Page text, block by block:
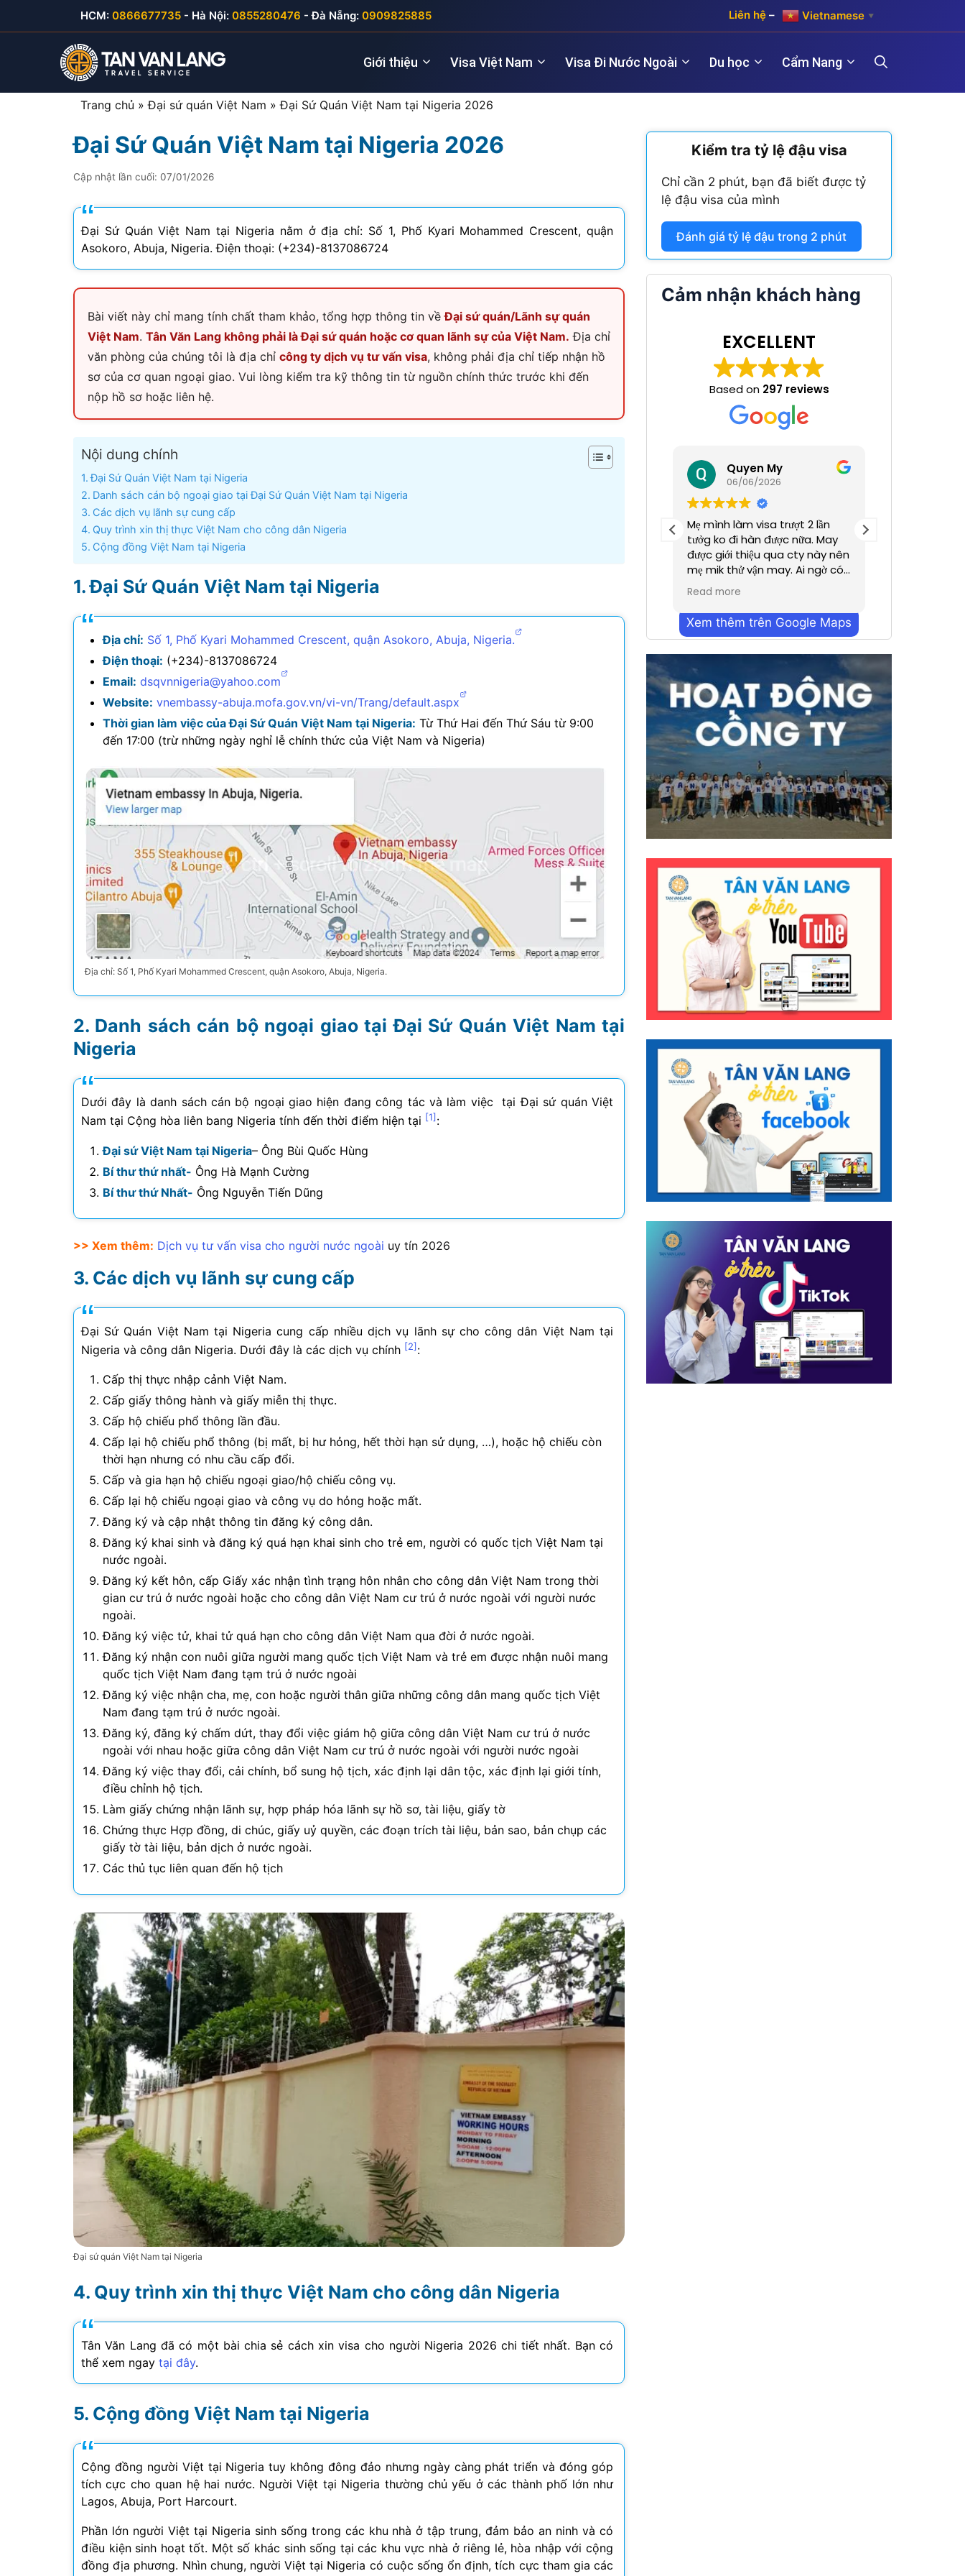
Liên hệ – Vietnamese ▼
HCM: 0866677735 - Hà Nội: 0855280476 - Đà Nẵng: 0909825885
Giới thiệu Visa Việt Nam
Visa du lịch Việt Nam
Visa thăm thân Việt Nam
Visa đầu tư Việt Nam
Visa công tác Việt Nam
Công văn nhập cảnh
E-visa thăm thân Nhà quản lý
Thăm thân (3 năm)
Lao động (2 năm)
Hợp pháp hóa lãnh sự Hàn Quốc
Hợp pháp hóa lãnh sự Trung Quốc
Visa Đi Nước Ngoài
Visa Hàn Quốc
Visa Nhật Bản
Visa Đài Loan
Visa Trung Quốc
Visa Hong Kong
Visa Ấn Độ
Visa Dubai
Visa Macau
Visa Malaysia
Visa Singapore
Visa Mỹ B1/B2 Visa New Zealand
Visa Thụy Sĩ
Visa Ireland
Visa Romania
Visa Tây Ban Nha
Visa Slovakia
Visa Maroc
Visa Nam Phi
Visa Algeria
Du học Cẩm Nang
Trang chủ »Đại sứ quán Việt Nam »Đại Sứ Quán Việt Nam tại Nigeria 2026
Đại Sứ Quán Việt Nam tại Nigeria 2026
Cập nhật lần cuối: 07/01/2026
Đại Sứ Quán Việt Nam tại Nigeria nằm ở địa chỉ: Số 1, Phố Kyari Mohammed Crescent, quận
Asokoro, Abuja, Nigeria. Điện thoại: (+234)-8137086724​
Bài viết này chỉ mang tính chất tham khảo, tổng hợp thông tin vềĐại sứ quán/Lãnh sự quán
Việt Nam. Tân Văn Lang không phải là Đại sứ quán hoặc cơ quan lãnh sự của Việt Nam. Địa chỉ
văn phòng của chúng tôi là địa chỉ công ty dịch vụ tư vấn visa, không phải địa chỉ tiếp nhận hồ
sơ của cơ quan ngoại giao. Vui lòng kiểm tra kỹ thông tin từ nguồn chính thức trước khi đến
nộp hồ sơ hoặc liên hệ.
Nội dung chính
Đại Sứ Quán Việt Nam tại Nigeria
Danh sách cán bộ ngoại giao tại Đại Sứ Quán Việt Nam tại Nigeria
Các dịch vụ lãnh sự cung cấp
Quy trình xin thị thực Việt Nam cho công dân Nigeria
Cộng đồng Việt Nam tại Nigeria
Đại Sứ Quán Việt Nam tại Nigeria
Địa chỉ: Số 1, Phố Kyari Mohammed Crescent, quận Asokoro, Abuja, Nigeria.
Điện thoại: (+234)-8137086724​
Email: dsqvnnigeria@yahoo.com
Website: vnembassy-abuja.mofa.gov.vn/vi-vn/Trang/default.aspx
Thời gian làm việc của Đại Sứ Quán Việt Nam tại Nigeria: Từ Thứ Hai đến Thứ Sáu từ 9:00
đến 17:00 (trừ những ngày nghỉ lễ chính thức của Việt Nam và Nigeria)
Địa chỉ: Số 1, Phố Kyari Mohammed Crescent, quận Asokoro, Abuja, Nigeria.
Danh sách cán bộ ngoại giao tại Đại Sứ Quán Việt Nam tại
Nigeria
Dưới đây là danh sách cán bộ ngoại giao hiện đang công tác và làm việc tại Đại sứ quán Việt
Nam tại Cộng hòa liên bang Nigeria tính đến thời điểm hiện tại [1]:
Đại sứ Việt Nam tại Nigeria– Ông Bùi Quốc Hùng
Bí thư thứ nhất- Ông Hà Mạnh Cường
Bí thư thứ Nhất- Ông Nguyễn Tiến Dũng
>> Xem thêm: Dịch vụ tư vấn visa cho người nước ngoài uy tín 2026
Các dịch vụ lãnh sự cung cấp
Đại Sứ Quán Việt Nam tại Nigeria cung cấp nhiều dịch vụ lãnh sự cho công dân Việt Nam tại
Nigeria và công dân Nigeria. Dưới đây là các dịch vụ chính [2]:
Cấp thị thực nhập cảnh Việt Nam.
Cấp giấy thông hành và giấy miễn thị thực.
Cấp hộ chiếu phổ thông lần đầu.
Cấp lại hộ chiếu phổ thông (bị mất, bị hư hỏng, hết thời hạn sử dụng, …), hoặc hộ chiếu còn
thời hạn nhưng có nhu cầu cấp đổi.
Cấp và gia hạn hộ chiếu ngoại giao/hộ chiếu công vụ.
Cấp lại hộ chiếu ngoại giao và công vụ do hỏng hoặc mất.
Đăng ký và cập nhật thông tin đăng ký công dân.
Đăng ký khai sinh và đăng ký quá hạn khai sinh cho trẻ em, người có quốc tịch Việt Nam tại
nước ngoài.
Đăng ký kết hôn, cấp Giấy xác nhận tình trạng hôn nhân cho công dân Việt Nam trong thời
gian cư trú ở nước ngoài hoặc cho công dân Việt Nam cư trú ở nước ngoài với người nước
ngoài.
Đăng ký việc tử, khai tử quá hạn cho công dân Việt Nam qua đời ở nước ngoài.
Đăng ký nhận con nuôi giữa người mang quốc tịch Việt Nam và trẻ em được nhận nuôi mang
quốc tịch Việt Nam đang tạm trú ở nước ngoài
Đăng ký việc nhận cha, mẹ, con hoặc người thân giữa những công dân mang quốc tịch Việt
Nam đang tạm trú ở nước ngoài.
Đăng ký, đăng ký chấm dứt, thay đổi việc giám hộ giữa công dân Việt Nam cư trú ở nước
ngoài với nhau hoặc giữa công dân Việt Nam cư trú ở nước ngoài với người nước ngoài
Đăng ký việc thay đổi, cải chính, bổ sung hộ tịch, xác định lại dân tộc, xác định lại giới tính,
điều chỉnh hộ tịch.
Làm giấy chứng nhận lãnh sự, hợp pháp hóa lãnh sự hồ sơ, tài liệu, giấy tờ
Chứng thực Hợp đồng, di chúc, giấy uỷ quyền, các đoạn trích tài liệu, bản sao, bản chụp các
giấy tờ tài liệu, bản dịch ở nước ngoài.
Các thủ tục liên quan đến hộ tịch
Đại sứ quán Việt Nam tại Nigeria
Quy trình xin thị thực Việt Nam cho công dân Nigeria
Tân Văn Lang đã có một bài chia sẻ cách xin visa cho người Nigeria 2026 chi tiết nhất. Bạn có
thể xem ngay tại đây.
Cộng đồng Việt Nam tại Nigeria
Cộng đồng người Việt tại Nigeria tuy không đông đảo nhưng ngày càng phát triển và đóng góp
tích cực cho quan hệ hai nước. Người Việt tại Nigeria thường chủ yếu ở các thành phố lớn như
Lagos, Abuja, Port Harcourt.
Phần lớn người Việt tại Nigeria sinh sống trong các khu nhà ở tập trung, đảm bảo an ninh và có
điều kiện sinh hoạt tốt. Một số khác sinh sống tại các khu vực nhà ở riêng lẻ, hòa nhập với cộng
đồng địa phương. Nhìn chung, người Việt tại Nigeria có cuộc sống ổn định, tích cực tham gia các
Kiểm tra tỷ lệ đậu visa
Chỉ cần 2 phút, bạn đã biết được tỷ
lệ đậu visa của mình
Đánh giá tỷ lệ đậu trong 2 phút
Cảm nhận khách hàng
EXCELLENT
Based on 297 reviews
Mình apply đi visa úc. Đội hỗ trợ
tư vấn nhiệt tình và có chuyên
Quyen My
06/06/2026
Mẹ mình làm visa trượt 2 lần
tưởg ko đi hàn được nữa. May
được giới thiệu qua cty này nên
mẹ mik thử vận may. Ai ngờ có
nhanh hơn dự định chỉ trong
vỏn vẹn 2 tuần. Cũn g cảm ơn a
Dương đã hỗ trợ nhiều. Dịch vụ
bên mình làm nhanh chóng
có nhiều thành công tốt đẹp
hơn ạ. E cảm ơn
Read more
Xem thêm trên Google Maps